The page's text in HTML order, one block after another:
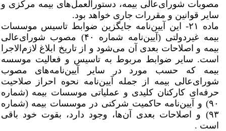
مصوبات شورای‌عالی بیمه، دستورالعمل‌های بیمه مرکزی و
سایر قوانین و مقررات جاری خواهد بود.
ماده ۲۱- این آیین‌نامه جایگزین ضوابط تاسیس موسسات
بیمه غیردولتی (آیین‌نامه شماره ۴۰) مصوب شورای‌عالی
بیمه و اصلاحات بعدی آن می‌شود و از تاریخ ابلاغ لازم‌الاجرا
است. سایر ضوابط مربوط به تاسیس و فعالیت موسسه
بیمه که حسب مورد در سایر آیین‌نامه‌های مصوب
شورای‌عالی بیمه از جمله آیین‌نامه نحوه احراز صلاحیت
حرفه‌ای کارکنان کلیدی و عملیاتی موسسات بیمه (شماره
۹۰) و آیین‌نامه حاکمیت شرکتی در موسسات بیمه (شماره
۹۳) و اصلاحات بعدی آن‌ها، وجود دارد، بقوت خود باقی
است .